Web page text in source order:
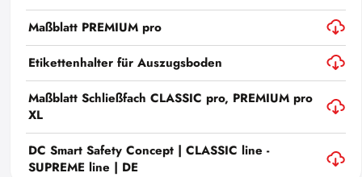
Maßblatt PREMIUM pro
Etikettenhalter für Auszugsboden
Maßblatt Schließfach CLASSIC pro, PREMIUM pro
XL
DC Smart Safety Concept | CLASSIC line -
SUPREME line | DE